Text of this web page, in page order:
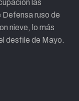
las
Defensa ruso de
nieve, lo más
desfile de Mayo.